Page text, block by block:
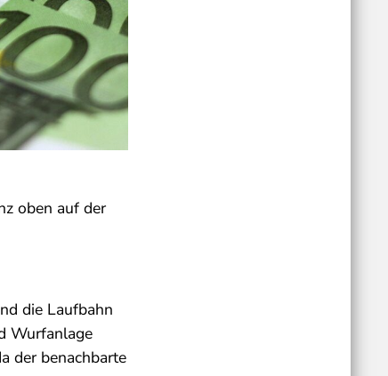
oben auf der
die Laufbahn
Wurfanlage
der benachbarte